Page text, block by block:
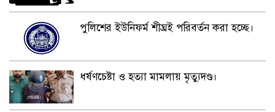
পুলিশের ইউনিফর্ম শীঘ্রই পরিবর্তন করা হচ্ছে।
ধর্ষণচেষ্টা ও হত্যা মামলায় মৃত্যুদণ্ড।